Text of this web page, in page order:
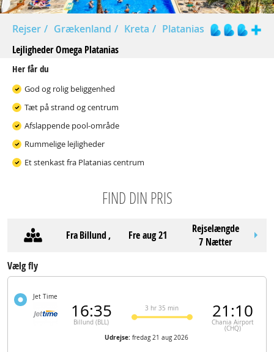
Rejser Grækenland Kreta
Platanias
Lejligheder Omega Platanias
Her får du
God og rolig beliggenhed
Tæt på strand og centrum
Afslappende pool-område
Rummelige lejligheder
Et stenkast fra Platanias centrum
FIND DIN PRIS
FraBillund, fre aug 21
Rejselængde
7 Nætter
Vælg fly
Jet Time
16:35
Billund (BLL)
3 hr 35 min 21:10
Chania Airport
(CHQ)
Udrejse: fredag 21 aug 2026